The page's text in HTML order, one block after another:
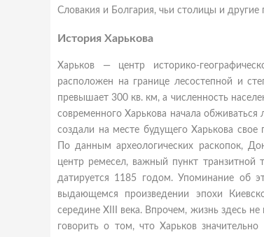
Словакия и Болгария, чьи столицы и
История Харькова
Харьков — центр историко-
расположен на границе лесостепной и
превышает 300 кв. км, а численность
современного Харькова начала
создали на месте будущего Харькова
По данным археологических раскопок,
центр ремесел, важный пункт
датируется 1185 годом. Упоминание об
выдающемся произведении эпохи
середине XIII века. Впрочем, жизнь здесь
говорить о том, что Харьков